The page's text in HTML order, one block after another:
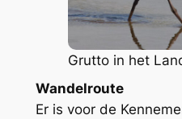
Grutto in het
Wandelroute
Er is voor de